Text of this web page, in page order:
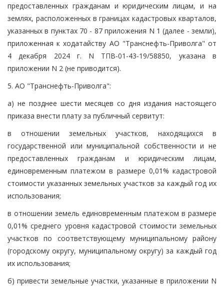
предоставленных гражданам и юридическим лицам, и на
землях, расположенных в границах кадастровых кварталов,
указанных в пунктах 70 - 87 приложения N 1 (далее - земли),
приложенная к ходатайству АО "Транснефть-Приволга" от
4 декабря 2024 г. N ТПВ-01-43-19/58850, указана в
приложении N 2 (не приводится).
5. АО "Транснефть-Приволга":
а) не позднее шести месяцев со дня издания настоящего
приказа внести плату за публичный сервитут:
в отношении земельных участков, находящихся в
государственной или муниципальной собственности и не
предоставленных гражданам и юридическим лицам,
единовременным платежом в размере 0,01% кадастровой
стоимости указанных земельных участков за каждый год их
использования;
в отношении земель единовременным платежом в размере
0,01% среднего уровня кадастровой стоимости земельных
участков по соответствующему муниципальному району
(городскому округу, муниципальному округу) за каждый год
их использования;
б) привести земельные участки, указанные в приложении N